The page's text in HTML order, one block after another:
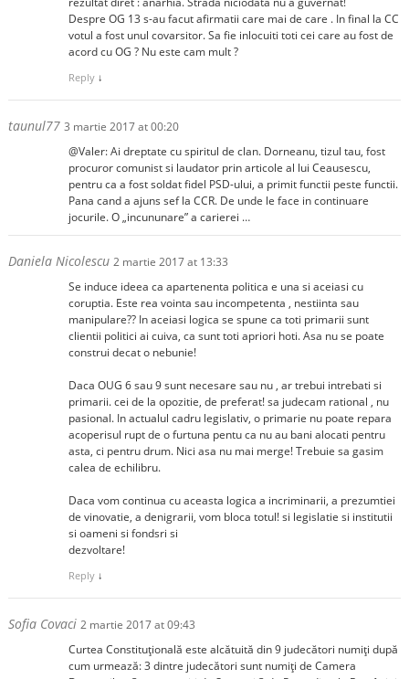
Despre OG 13 s-au facut afirmatii care mai de care . In final la CC
votul a fost unul covarsitor. Sa fie inlocuiti toti cei care au fost de
acord cu OG ? Nu este cam mult ?
Reply ↓
taunul77 3 martie 2017 at 00:20
@Valer: Ai dreptate cu spiritul de clan. Dorneanu, tizul tau, fost
procuror comunist si laudator prin articole al lui Ceausescu,
pentru ca a fost soldat fidel PSD-ului, a primit functii peste functii.
Pana cand a ajuns sef la CCR. De unde le face in continuare
jocurile. O „incununare” a carierei …
Daniela Nicolescu 2 martie 2017 at 13:33
Se induce ideea ca apartenenta politica e una si aceiasi cu
coruptia. Este rea vointa sau incompetenta , nestiinta sau
manipulare?? In aceiasi logica se spune ca toti primarii sunt
clientii politici ai cuiva, ca sunt toti apriori hoti. Asa nu se poate
construi decat o nebunie!
Daca OUG 6 sau 9 sunt necesare sau nu , ar trebui intrebati si
primarii. cei de la opozitie, de preferat! sa judecam rational , nu
pasional. In actualul cadru legislativ, o primarie nu poate repara
acoperisul rupt de o furtuna pentu ca nu au bani alocati pentru
asta, ci pentru drum. Nici asa nu mai merge! Trebuie sa gasim
calea de echilibru.
Daca vom continua cu aceasta logica a incriminarii, a prezumtiei
de vinovatie, a denigrarii, vom bloca totul! si legislatie si institutii
si oameni si fondsri si
dezvoltare!
Reply ↓
Sofia Covaci 2 martie 2017 at 09:43
Curtea Constituţională este alcătuită din 9 judecători numiţi după
cum urmează: 3 dintre judecători sunt numiţi de Camera